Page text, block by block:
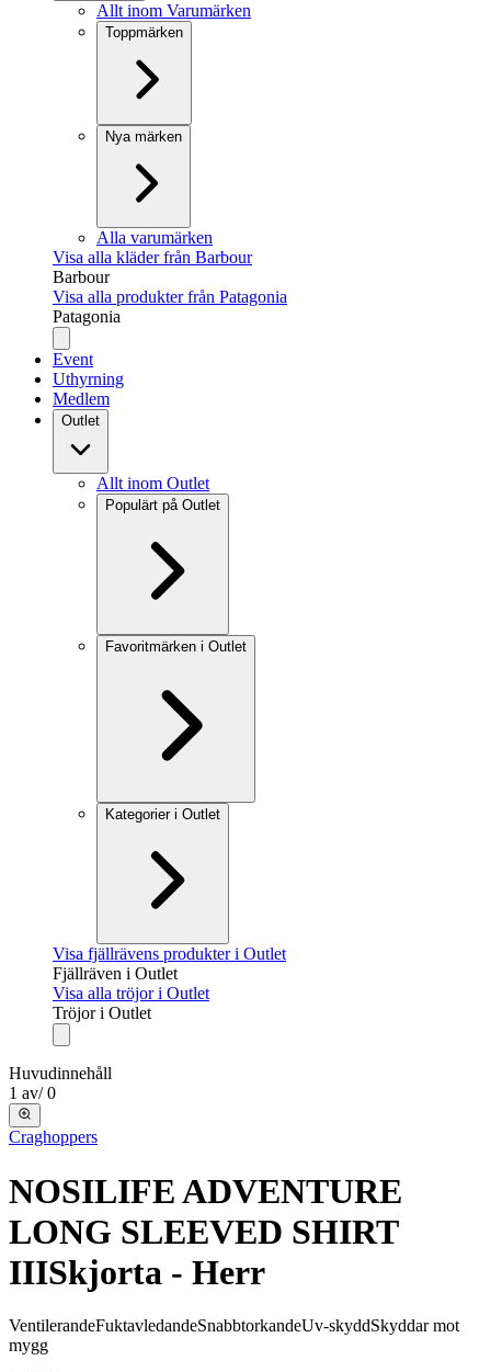
Allt inom Varumärken
Toppmärken
Nya märken
Alla varumärken
Visa alla kläder från Barbour
Barbour
Visa alla produkter från Patagonia
Patagonia
Event
Uthyrning
Medlem
Outlet
Allt inom Outlet
Populärt på Outlet
Favoritmärken i Outlet
Kategorier i Outlet
Visa fjällrävens produkter i Outlet
Fjällräven i Outlet
Visa alla tröjor i Outlet
Tröjor i Outlet
Huvudinnehåll
1 av/ 0
Craghoppers
NOSILIFE ADVENTURE
LONG SLEEVED SHIRT
IIISkjorta - Herr
VentilerandeFuktavledandeSnabbtorkandeUv-skyddSkyddar mot
mygg